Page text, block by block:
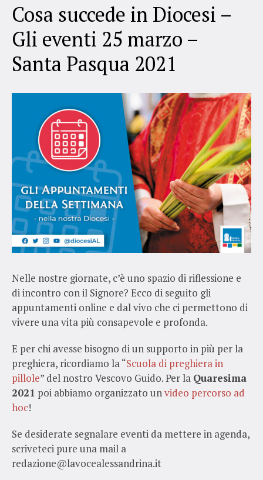
Cosa succede in Diocesi –
Gli eventi 25 marzo –
Santa Pasqua 2021
Nelle nostre giornate, c’è uno spazio di riflessione e
di incontro con il Signore? Ecco di seguito gli
appuntamenti online e dal vivo che ci permettono di
vivere una vita più consapevole e profonda.
E per chi avesse bisogno di un supporto in più per la
preghiera, ricordiamo la “Scuola di preghiera in
pillole” del nostro Vescovo Guido. Per la Quaresima
2021 poi abbiamo organizzato unvideo percorso ad
hoc!
Se desiderate segnalare eventi da mettere in agenda,
scriveteci pure una mail a
redazione@lavocealessandrina.it